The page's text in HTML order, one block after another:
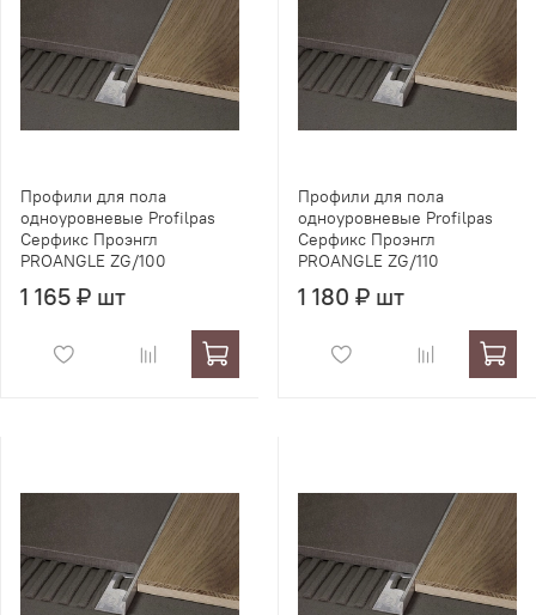
Профили для пола
одноуровневые Profilpas
Серфикс Проэнгл
PROANGLE ZG/100
1 165 ₽ шт
Профили для пола
одноуровневые Profilpas
Серфикс Проэнгл
PROANGLE ZG/110
1 180 ₽ шт